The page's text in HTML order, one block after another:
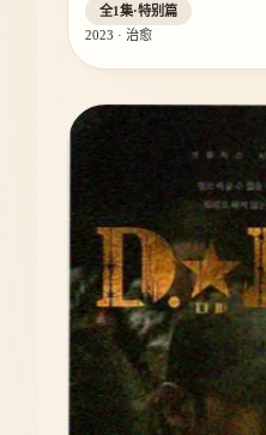
全1集·特别篇
2023 · 治愈